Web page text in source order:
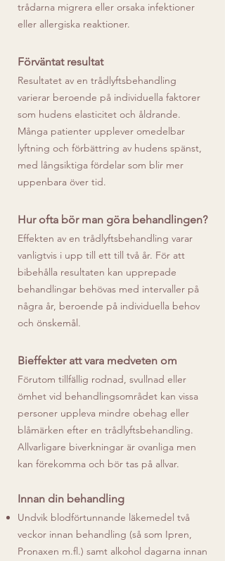
trådarna migrera eller orsaka infektioner
eller allergiska reaktioner.
Förväntat resultat
Resultatet av en trådlyftsbehandling
varierar beroende på individuella faktorer
som hudens elasticitet och åldrande.
Många patienter upplever omedelbar
lyftning och förbättring av hudens spänst,
med långsiktiga fördelar som blir mer
uppenbara över tid.
Hur ofta bör man göra behandlingen?
Effekten av en trådlyftsbehandling varar
vanligtvis i upp till ett till två år. För att
bibehålla resultaten kan upprepade
behandlingar behövas med intervaller på
några år, beroende på individuella behov
och önskemål.
Bieffekter att vara medveten om
Förutom tillfällig rodnad, svullnad eller
ömhet vid behandlingsområdet kan vissa
personer uppleva mindre obehag eller
blåmärken efter en trådlyftsbehandling.
Allvarligare biverkningar är ovanliga men
kan förekomma och bör tas på allvar.
Innan din behandling
Undvik blodförtunnande läkemedel två
veckor innan behandling (så som Ipren,
Pronaxen m.fl.) samt alkohol dagarna innan